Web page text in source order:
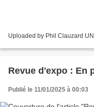
Uploaded by Phil Clauzard
Revue d'expo : En
Publié le 11/01/2025 à 00:03